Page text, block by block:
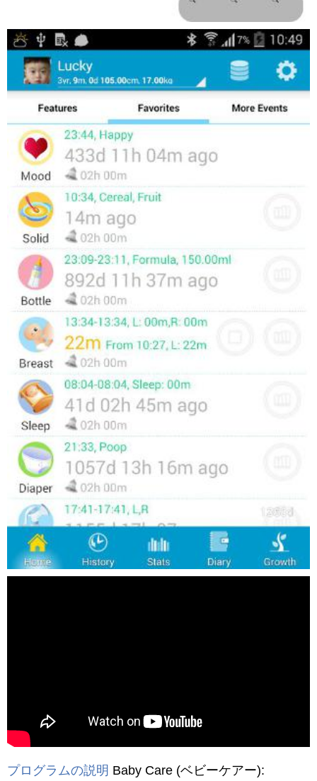
プログラムの説明 Baby Care (ベビーケアー):